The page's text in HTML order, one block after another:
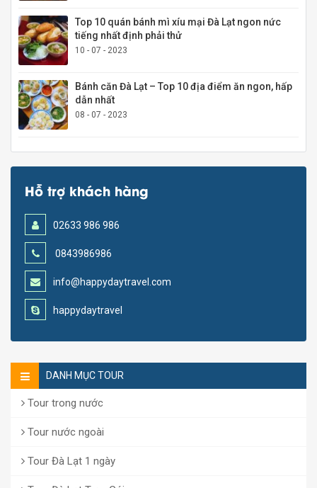
Top 10 quán bánh mì xíu mại Đà Lạt ngon nức
tiếng nhất định phải thử
10 - 07 - 2023
Bánh căn Đà Lạt – Top 10 địa điểm ăn ngon, hấp
dẫn nhất
08 - 07 - 2023
Hỗ trợ khách hàng
02633 986 986
0843986986
info@happydaytravel.com
happydaytravel
DANH MỤC TOUR
Tour trong nước
Tour nước ngoài
Tour Đà Lạt 1 ngày